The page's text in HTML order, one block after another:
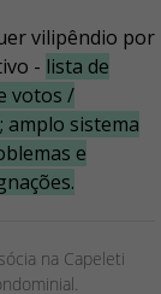
vilipêndio por
- lista de
votos /
amplo sistema
e
na Capeleti